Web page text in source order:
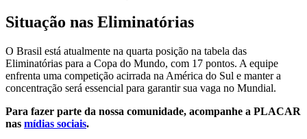
Situação nas Eliminatórias
O Brasil está atualmente na quarta posição na tabela das
Eliminatórias para a Copa do Mundo, com 17 pontos. A equipe
enfrenta uma competição acirrada na América do Sul e manter a
concentração será essencial para garantir sua vaga no Mundial.
Para fazer parte da nossa comunidade, acompanhe a PLACAR
nas mídias sociais.